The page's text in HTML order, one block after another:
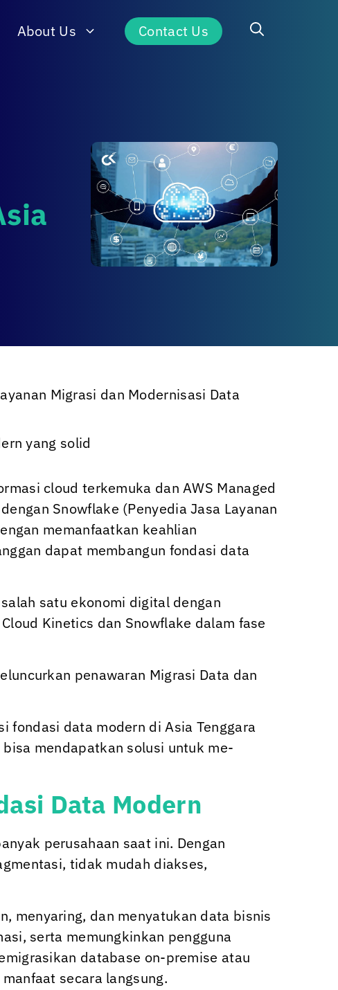
About Us Contact Us
Migrasi dan Modernisasi Data
yang solid
cloud terkemuka dan AWS Managed
Snowflake (Penyedia Jasa Layanan
memanfaatkan keahlian
dapat membangun fondasi data
satu ekonomi digital dengan
Cloud Kinetics dan Snowflake dalam fase
penawaran Migrasi Data dan
fondasi data modern di Asia Tenggara
mendapatkan solusi untuk me-
Data Modern
perusahaan saat ini. Dengan
tidak mudah diakses,
menyaring, dan menyatukan data bisnis
serta memungkinkan pengguna
database on-premise atau
secara langsung.